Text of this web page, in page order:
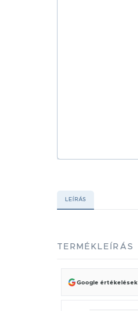
LEÍRÁS
TERMÉKLEÍRÁS
Google értékelések